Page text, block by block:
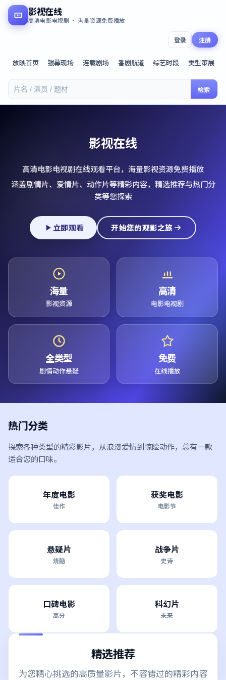
影视在线
高清电影电视剧 · 海量资源免费播放
放映首页 银幕现场 连载剧场 番剧航道 综艺时段 类型策展
检索
登录 注册
影视在线
高清电影电视剧在线观看平台，海量影视资源免费播放
涵盖剧情片、爱情片、动作片等精彩内容，精选推荐与热门分
类等您探索
立即观看 开始您的观影之旅
海量
影视资源
高清
电影电视剧
全类型
剧情动作悬疑
免费
在线播放
热门分类
探索各种类型的精彩影片，从浪漫爱情到惊险动作，总有一款
适合您的口味。
年度电影
佳作
获奖电影
电影节
悬疑片
烧脑
战争片
史诗
口碑电影
高分
科幻片
未来
精选推荐
为您精心挑选的高质量影片，不容错过的精彩内容